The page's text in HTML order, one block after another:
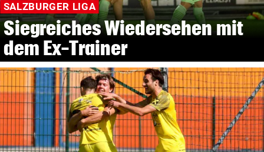
SALZBURGER LIGA
Siegreiches Wiedersehen mit
dem Ex-Trainer